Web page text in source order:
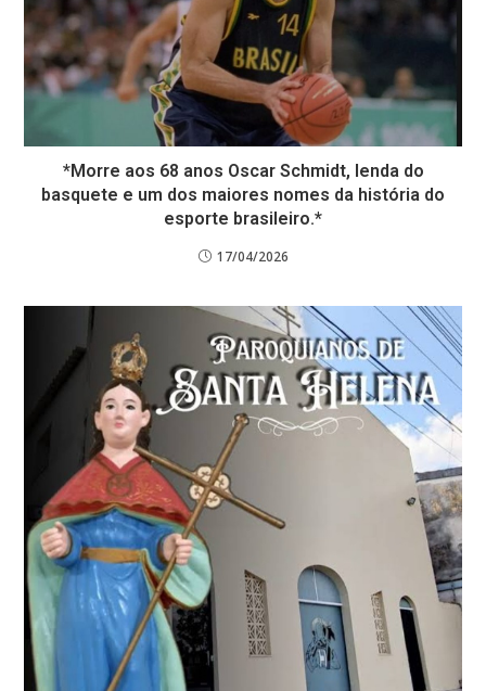
*Morre aos 68 anos Oscar Schmidt, lenda do
basquete e um dos maiores nomes da história do
esporte brasileiro.*
17/04/2026